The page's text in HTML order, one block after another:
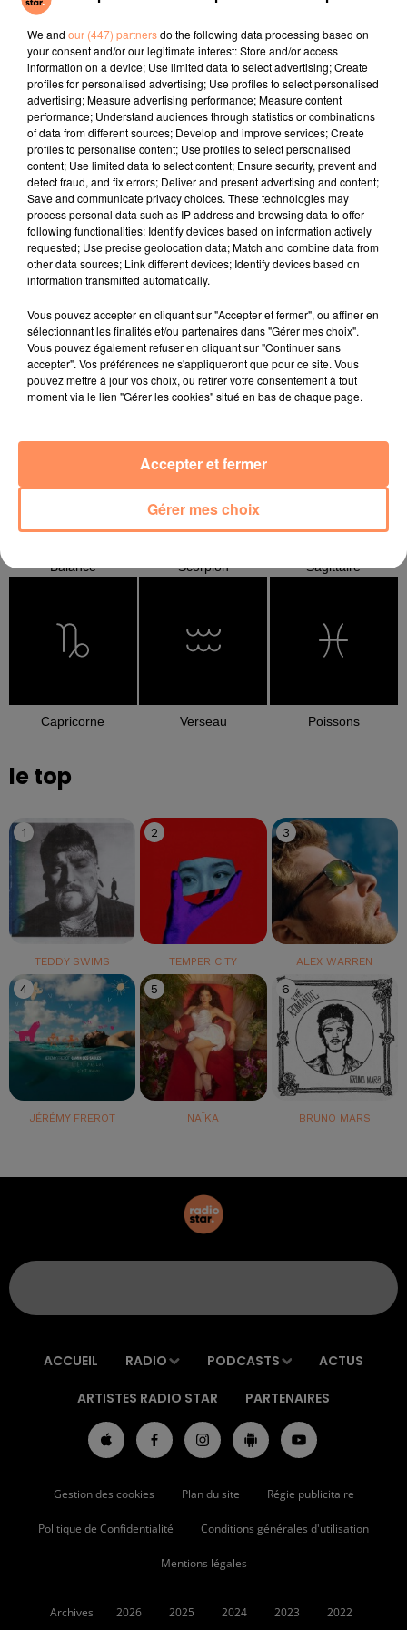
Risk It All
l'horoscope
Bélier Taureau Gémeaux
Balance Scorpion Sagittaire
Capricorne Verseau Poissons
le top
1
TEDDY SWIMS
2
TEMPER CITY
3
ALEX WARREN
4
JÉRÉMY FREROT
5
NAÏKA
6
BRUNO MARS
ACCUEIL RADIO PODCASTS ACTUS
ARTISTES RADIO STAR PARTENAIRES
Gestion des cookies Plan du site Régie publicitaire
Politique de Confidentialité Conditions générales d'utilisation
Mentions légales
Archives 2026 2025 2024 2023 2022
We and our (447) partnersdo the following data processing based on
your consent and/or our legitimate interest: Store and/or access
information on a device; Use limited data to select advertising; Create
profiles for personalised advertising; Use profiles to select personalised
advertising; Measure advertising performance; Measure content
performance; Understand audiences through statistics or combinations
of data from different sources; Develop and improve services; Create
profiles to personalise content; Use profiles to select personalised
content; Use limited data to select content; Ensure security, prevent and
detect fraud, and fix errors; Deliver and present advertising and content;
Save and communicate privacy choices. These technologies may
process personal data such as IP address and browsing data to offer
following functionalities: Identify devices based on information actively
requested; Use precise geolocation data; Match and combine data from
other data sources; Link different devices; Identify devices based on
information transmitted automatically.
Vous pouvez accepter en cliquant sur "Accepter et fermer", ou affiner en
sélectionnant les finalités et/ou partenaires dans "Gérer mes choix".
Vous pouvez également refuser en cliquant sur "Continuer sans
accepter". Vos préférences ne s'appliqueront que pour ce site. Vous
pouvez mettre à jour vos choix, ou retirer votre consentement à tout
moment via le lien "Gérer les cookies" situé en bas de chaque page.
Gérer mes choix
Accepter et fermer